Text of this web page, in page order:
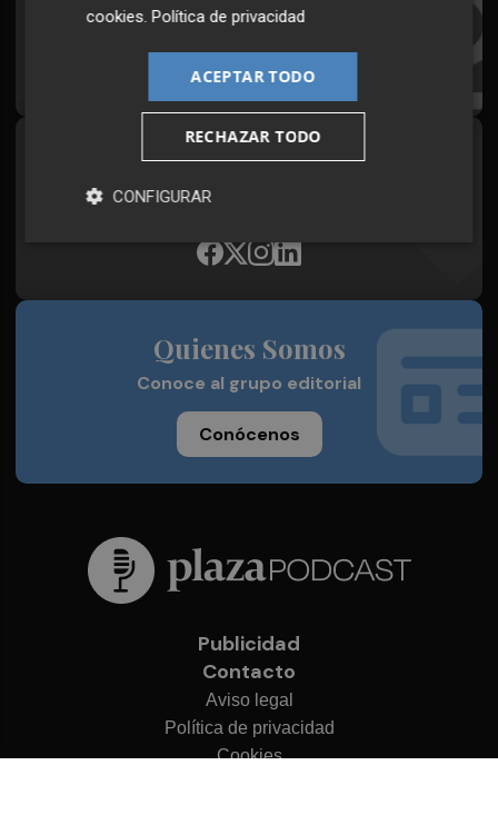
Todos los días a primera hora en tu email
¡Quiero suscribirme!
Síguenos en redes
Plaza Podcast, desde cualquier medio
Quienes Somos
Conoce al grupo editorial
Conócenos
Publicidad
Contacto
Aviso legal
Política de privacidad
Cookies
cookies .Política de privacidad
ACEPTAR TODO
RECHAZAR TODO
CONFIGURAR